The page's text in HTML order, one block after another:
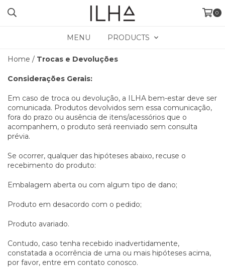
0
MENU PRODUCTS
Home / Trocas e Devoluções
Considerações Gerais:
Em caso de troca ou devolução, a ILHA bem-estar deve ser
comunicada. Produtos devolvidos sem essa comunicação,
fora do prazo ou ausência de itens/acessórios que o
acompanhem, o produto será reenviado sem consulta
prévia.
Se ocorrer, qualquer das hipóteses abaixo, recuse o
recebimento do produto:
Embalagem aberta ou com algum tipo de dano;
Produto em desacordo com o pedido;
Produto avariado.
Contudo, caso tenha recebido inadvertidamente,
constatada a ocorrência de uma ou mais hipóteses acima,
por favor, entre em contato conosco.